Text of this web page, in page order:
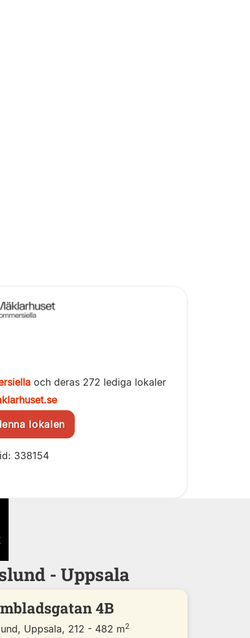
och deras 272 lediga lokaler
lokalen
338154
- Uppsala
4B
Uppsala, 212 - 482 m2